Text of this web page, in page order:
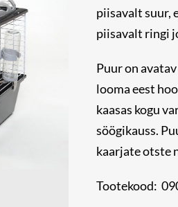
piisavalt suur,
piisavalt ringi
Puur on
looma eest
kaasas kogu
söögikauss.
kaarjate otste
Tootekood: